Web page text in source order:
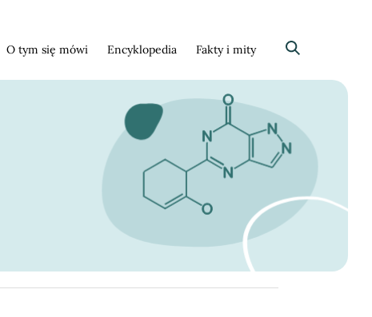
O tym się mówi Encyklopedia Fakty i mity Szukaj